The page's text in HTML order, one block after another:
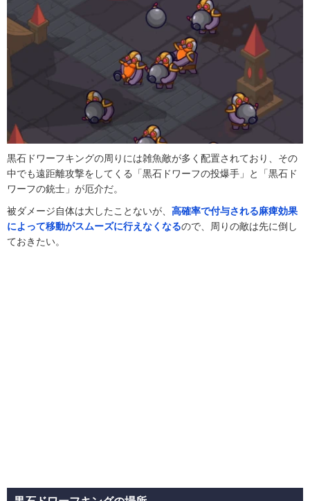
黒石ドワーフキングの周りには雑魚敵が多く配置されており、その
中でも遠距離攻撃をしてくる「黒石ドワーフの投爆手」と「黒石ド
ワーフの銃士」が厄介だ。
被ダメージ自体は大したことないが、 高確率で付与される麻痺効果
によって移動がスムーズに行えなくなるので、周りの敵は先に倒し
ておきたい。